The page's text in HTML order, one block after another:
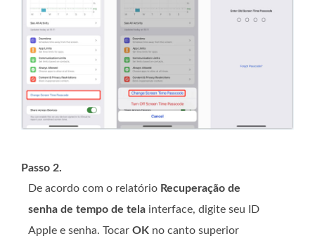
Passo 2.
De acordo com o relatório Recuperação de
senha de tempo de tela interface, digite seu ID
Apple e senha. Tocar OK no canto superior